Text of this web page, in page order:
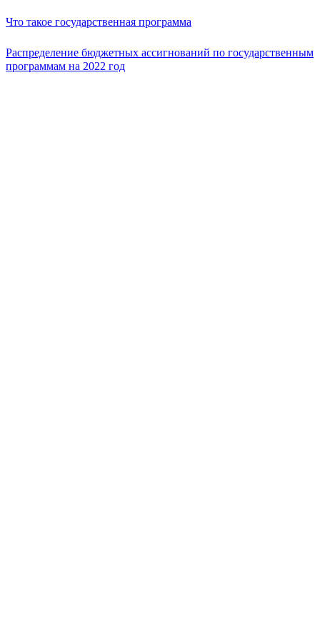
Что такое государственная программа
Распределение бюджетных ассигнований по государственным
программам на 2022 год